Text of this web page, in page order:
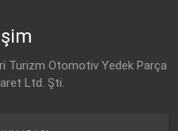
Turizm Otomotiv Yedek Parça
Ltd. Şti.